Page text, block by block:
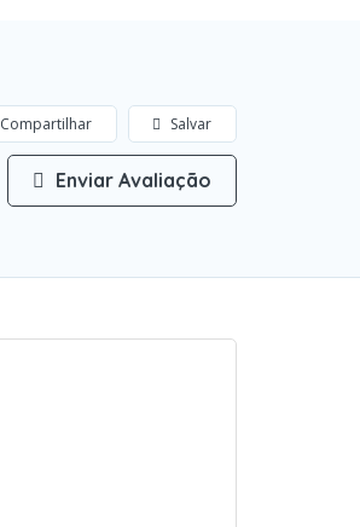
Salvar
Compartilhar
Enviar Avaliação